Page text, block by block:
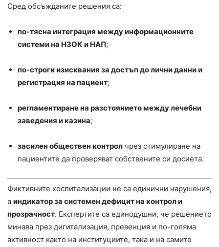
Сред обсъжданите решения са:
по-тясна интеграция между информационните
системи на НЗОК и НАП;
по-строги изисквания за достъп до лични данни и
регистрация на пациент;
регламентиране на разстоянието между лечебни
заведения и казина;
засилен обществен контрол чрез стимулиране на
пациентите да проверяват собствените си досиета.
Фиктивните хоспитализации не са единични нарушения,
а индикатор за системен дефицит на контрол и
прозрачност. Експертите са единодушни, че решението
минава през дигитализация, превенция и по-голяма
активност както на институциите, така и на самите